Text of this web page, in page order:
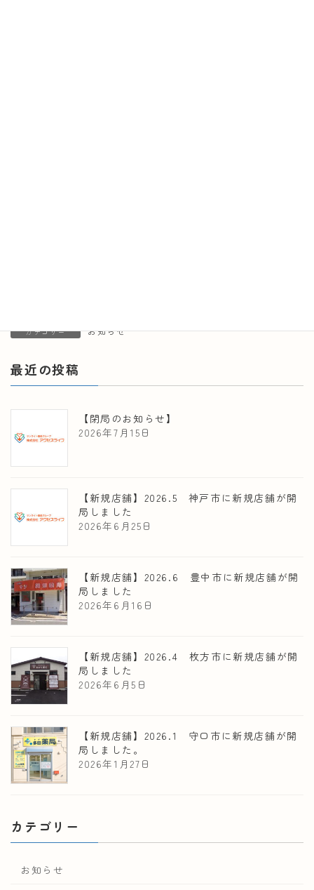
カテゴリー お知らせ
最近の投稿
【閉局のお知らせ】
2026年7月15日
【新規店舗】2026.5 神戸市に新規店舗が開
局しました
2026年6月25日
【新規店舗】2026.6 豊中市に新規店舗が開
局しました
2026年6月16日
【新規店舗】2026.4 枚方市に新規店舗が開
局しました
2026年6月5日
【新規店舗】2026.1 守口市に新規店舗が開
局しました。
2026年1月27日
カテゴリー
お知らせ